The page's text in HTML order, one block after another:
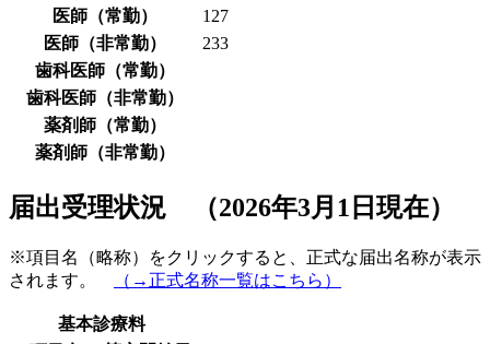
医師（常勤）
127
医師（非常勤）
233
歯科医師（常勤）
歯科医師（非常勤）
薬剤師（常勤）
薬剤師（非常勤）
届出受理状況 （2026年3月1日現在）
※項目名（略称）をクリックすると、正式な届出名称が表示
されます。
（→正式名称一覧はこちら）
基本診療料